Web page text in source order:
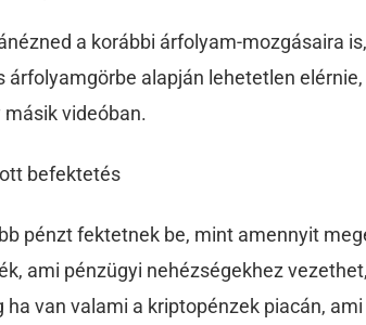
a korábbi árfolyam-mozgásaira
árfolyamgörbe alapján lehetetlen
másik videóban.
befektetés
pénzt fektetnek be, mint amennyit
ami pénzügyi nehézségekhez
ha van valami a kriptopénzek piacán,